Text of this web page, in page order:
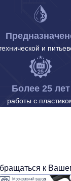
и
Более 25 лет
работы с
к